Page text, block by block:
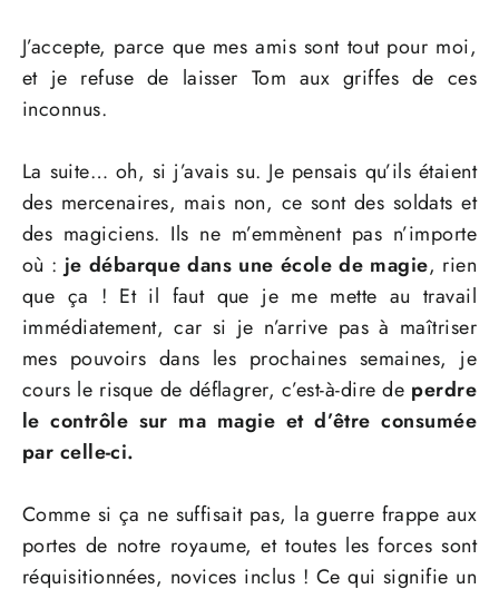
J’accepte, parce que mes amis sont tout pour moi,
et je refuse de laisser Tom aux griffes de ces
inconnus.
La suite… oh, si j’avais su. Je pensais qu’ils étaient
des mercenaires, mais non, ce sont des soldats et
des magiciens. Ils ne m’emmènent pas n’importe
où : je débarque dans une école de magie, rien
que ça ! Et il faut que je me mette au travail
immédiatement, car si je n’arrive pas à maîtriser
mes pouvoirs dans les prochaines semaines, je
cours le risque de déflagrer, c’est-à-dire de perdre
le contrôle sur ma magie et d’être consumée
par celle-ci.
Comme si ça ne suffisait pas, la guerre frappe aux
portes de notre royaume, et toutes les forces sont
réquisitionnées, novices inclus ! Ce qui signifie un